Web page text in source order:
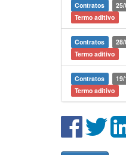
Contratos
Termo aditivo
Contratos
Termo aditivo
Contratos
Termo aditivo